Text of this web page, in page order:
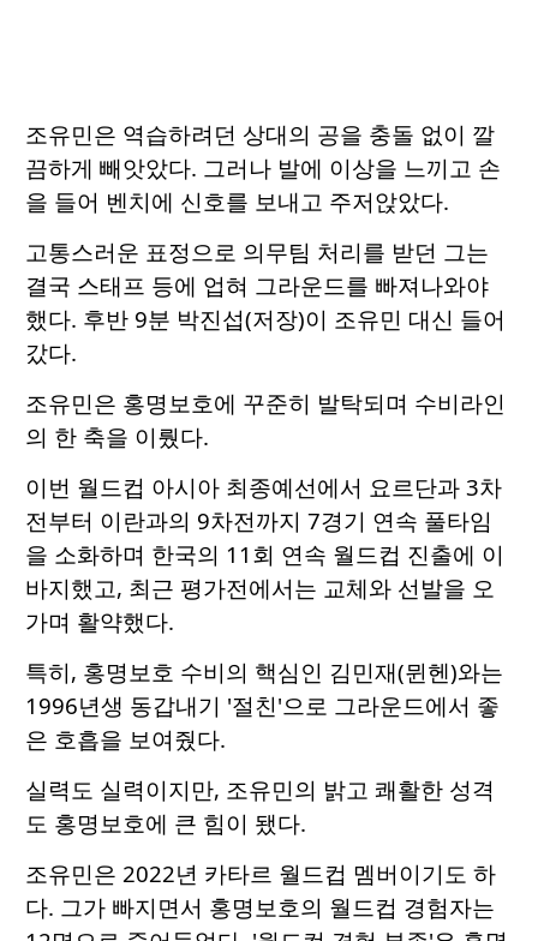
조유민은 역습하려던 상대의 공을 충돌 없이 깔
끔하게 빼앗았다. 그러나 발에 이상을 느끼고 손
을 들어 벤치에 신호를 보내고 주저앉았다.
고통스러운 표정으로 의무팀 처리를 받던 그는
결국 스태프 등에 업혀 그라운드를 빠져나와야
했다. 후반 9분 박진섭(저장)이 조유민 대신 들어
갔다.
조유민은 홍명보호에 꾸준히 발탁되며 수비라인
의 한 축을 이뤘다.
이번 월드컵 아시아 최종예선에서 요르단과 3차
전부터 이란과의 9차전까지 7경기 연속 풀타임
을 소화하며 한국의 11회 연속 월드컵 진출에 이
바지했고, 최근 평가전에서는 교체와 선발을 오
가며 활약했다.
특히, 홍명보호 수비의 핵심인 김민재(뮌헨)와는
1996년생 동갑내기 '절친'으로 그라운드에서 좋
은 호흡을 보여줬다.
실력도 실력이지만, 조유민의 밝고 쾌활한 성격
도 홍명보호에 큰 힘이 됐다.
조유민은 2022년 카타르 월드컵 멤버이기도 하
다. 그가 빠지면서 홍명보호의 월드컵 경험자는